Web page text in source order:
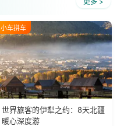
小车拼车
世界旅客的伊犁之约：8天北疆
暖心深度游